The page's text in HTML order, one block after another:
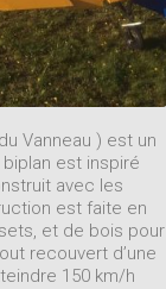
Vanneau ) est un
est inspiré
avec les
est faite en
et de bois pour
recouvert d’une
150 km/h